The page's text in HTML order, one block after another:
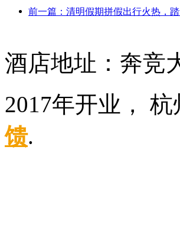
酒店地址：奔竞
2017年开业，
馈.